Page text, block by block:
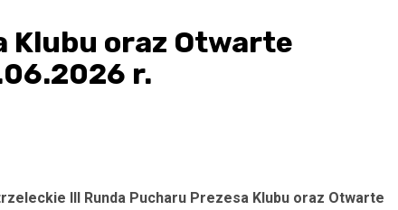
Klubu oraz Otwarte
r.
III Runda Pucharu Prezesa Klubu oraz Otwarte